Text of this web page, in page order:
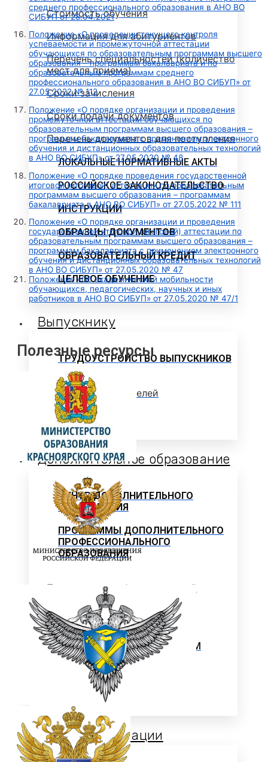
Стоимость обучения
Информация для абитуриентов
Перечень специальностей (количество
мест для приема)
Сроки зачисления
Сроки подачи документов
Перечень документов для поступления
ЛОКАЛЬНЫЕ НОРМАТИВНЫЕ АКТЫ
РОССИЙСКОЕ ЗАКОНОДАТЕЛЬСТВО
ИНСТРУКЦИИ
ОБРАЗЦЫ ДОКУМЕНТОВ
ОБРАЗОВАТЕЛЬНЫЙ КРЕДИТ
ЦЕЛЕВОЕ ОБУЧЕНИЕ
Выпускнику
ТРУДОУСТРОЙСТВО ВЫПУСКНИКОВ
Отзывы работодателей
Выпускники
Дополнительное образование
ЦЕНТР ДОПОЛНИТЕЛЬНОГО
ОБРАЗОВАНИЯ
ПРОГРАММЫ ДОПОЛНИТЕЛЬНОГО
ПРОФЕССИОНАЛЬНОГО
ОБРАЗОВАНИЯ
Программы профессиональной
переподготовки
ОФИЦИАЛЬНЫЕ ДОКУМЕНТЫ
ВНИМАНИЕ! ОБЪЯВЛЕН ПРИЕМ
ДОПОЛНИТЕЛЬНЫЕ
ОБЩЕОБРАЗОВАТЕЛЬНЫЕ
ПРОГРАММЫ
Наука и Инновации
среднего профессионального образования в АНО ВО
СИБУП от 28.04.2021
Положение «О проведении текущего контроля
успеваемости и промежуточной аттестации
обучающихся по образовательным программам высшего
образования – программам бакалавриата и по
образовательным программам среднего
профессионального образования в АНО ВО СИБУП» от
27.05.2022 № 112
Положение «О порядке организации и проведения
промежуточной аттестации обучающихся по
образовательным программам высшего образования –
программам бакалавриата с применением электронного
обучения и дистанционных образовательных технологий
в АНО ВО СИБУП» от 27.05.2020 № 48
Положение «О порядке проведения государственной
итоговой (итоговой) аттестации по образовательным
программам высшего образования – программам
бакалавриата в АНО ВО СИБУП» от 27.05.2022 № 111
Положение «О порядке организации и проведения
государственной итоговой (итоговой) аттестации по
образовательным программам высшего образования –
программам бакалавриата с применением электронного
обучения и дистанционных образовательных технологий
в АНО ВО СИБУП» от 27.05.2020 № 47
Положение «Об академической мобильности
обучающихся, педагогических, научных и иных
работников в АНО ВО СИБУП» от 27.05.2020 № 47/1
Полезные ресурсы